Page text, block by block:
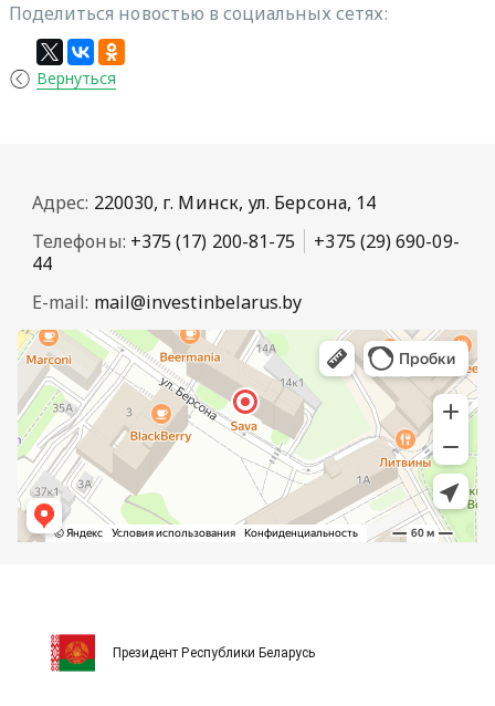
Поделиться новостью в социальных сетях:
Вернуться
Адрес: 220030, г. Минск, ул. Берсона, 14
Телефоны: +375 (17) 200-81-75
+375 (29) 690-09-
44
E-mail: mail@investinbelarus.by
Президент Республики Беларусь